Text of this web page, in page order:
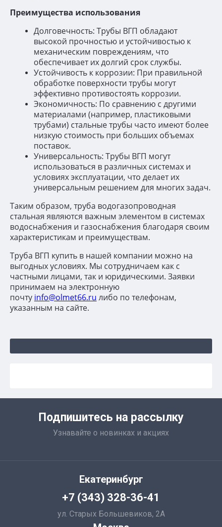
Преимущества использования
Долговечность: Трубы ВГП обладают
высокой прочностью и устойчивостью к
механическим повреждениям, что
обеспечивает их долгий срок службы.
Устойчивость к коррозии: При правильной
обработке поверхности трубы могут
эффективно противостоять коррозии.
Экономичность: По сравнению с другими
материалами (например, пластиковыми
трубами) стальные трубы часто имеют более
низкую стоимость при больших объемах
поставок.
Универсальность: Трубы ВГП могут
использоваться в различных системах и
условиях эксплуатации, что делает их
универсальным решением для многих задач.
Таким образом, труба водогазопроводная
стальная являются важным элементом в системах
водоснабжения и газоснабжения благодаря своим
характеристикам и преимуществам.
Труба ВГП купить в нашей компании можно на
выгодных условиях. Мы сотрудничаем как с
частными лицами, так и юридическими. Заявки
принимаем на электронную
почту info@olmet66.ru либо по телефонам,
указанным на сайте.
Подпишитесь на рассылку
Узнавайте о новинках и акциях
Екатеринбург
+7 (343) 328-36-41
ул. Старых Большевиков, 2А